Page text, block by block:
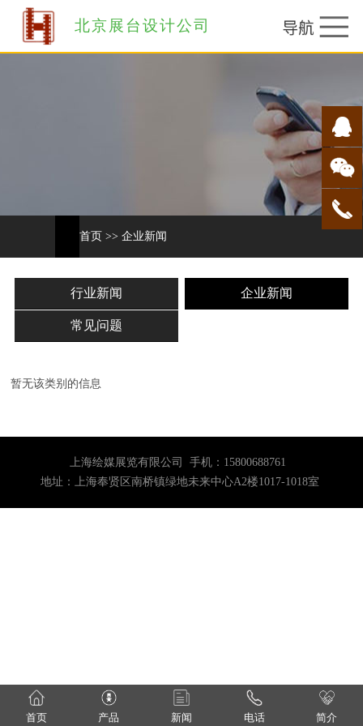
北京展台设计公司
首页 >> 企业新闻
行业新闻 企业新闻
常见问题
暂无该类别的信息
上海绘媒展览有限公司 手机：15800688761
地址：上海奉贤区南桥镇绿地未来中心A2楼1017-1018室
首页 产品 新闻 电话 简介